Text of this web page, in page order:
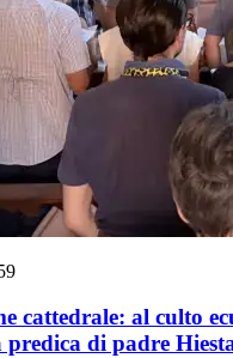
cattedrale: al culto
di padre